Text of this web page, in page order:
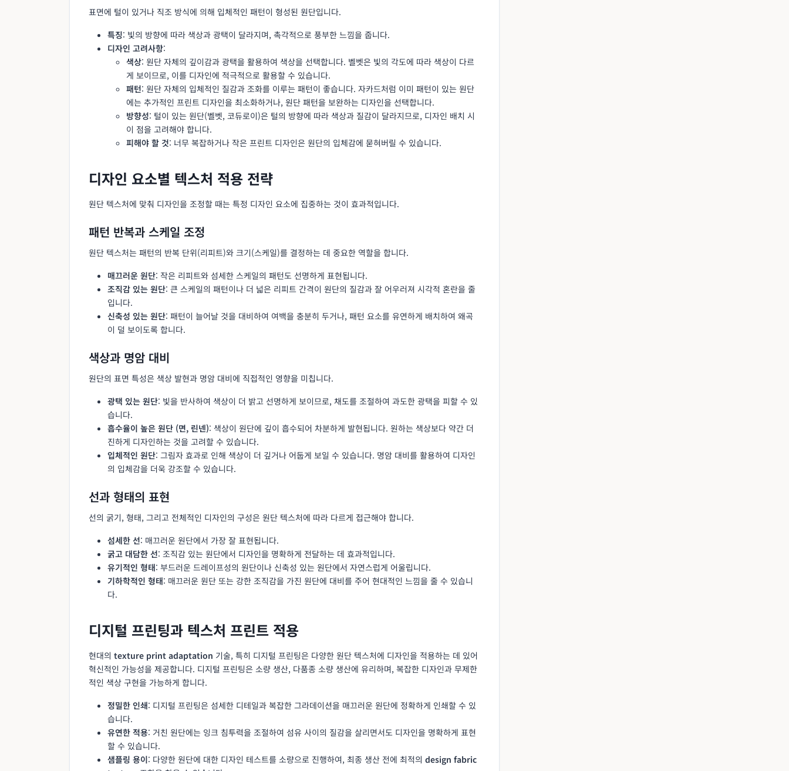
표면에 털이 있거나 직조 방식에 의해 입체적인 패턴이 형성된 원단입니다.
특징: 빛의 방향에 따라 색상과 광택이 달라지며, 촉각적으로 풍부한 느낌을 줍니다.
디자인 고려사항:
색상: 원단 자체의 깊이감과 광택을 활용하여 색상을 선택합니다. 벨벳은 빛의 각도에 따라 색상이 다르
게 보이므로, 이를 디자인에 적극적으로 활용할 수 있습니다.
패턴: 원단 자체의 입체적인 질감과 조화를 이루는 패턴이 좋습니다. 자카드처럼 이미 패턴이 있는 원단
에는 추가적인 프린트 디자인을 최소화하거나, 원단 패턴을 보완하는 디자인을 선택합니다.
방향성: 털이 있는 원단(벨벳, 코듀로이)은 털의 방향에 따라 색상과 질감이 달라지므로, 디자인 배치 시
이 점을 고려해야 합니다.
피해야 할 것: 너무 복잡하거나 작은 프린트 디자인은 원단의 입체감에 묻혀버릴 수 있습니다.
디자인 요소별 텍스처 적용 전략
원단 텍스처에 맞춰 디자인을 조정할 때는 특정 디자인 요소에 집중하는 것이 효과적입니다.
패턴 반복과 스케일 조정
원단 텍스처는 패턴의 반복 단위(리피트)와 크기(스케일)를 결정하는 데 중요한 역할을 합니다.
매끄러운 원단: 작은 리피트와 섬세한 스케일의 패턴도 선명하게 표현됩니다.
조직감 있는 원단: 큰 스케일의 패턴이나 더 넓은 리피트 간격이 원단의 질감과 잘 어우러져 시각적 혼란을 줄
입니다.
신축성 있는 원단: 패턴이 늘어날 것을 대비하여 여백을 충분히 두거나, 패턴 요소를 유연하게 배치하여 왜곡
이 덜 보이도록 합니다.
색상과 명암 대비
원단의 표면 특성은 색상 발현과 명암 대비에 직접적인 영향을 미칩니다.
광택 있는 원단: 빛을 반사하여 색상이 더 밝고 선명하게 보이므로, 채도를 조절하여 과도한 광택을 피할 수 있
습니다.
흡수율이 높은 원단 (면, 린넨): 색상이 원단에 깊이 흡수되어 차분하게 발현됩니다. 원하는 색상보다 약간 더
진하게 디자인하는 것을 고려할 수 있습니다.
입체적인 원단: 그림자 효과로 인해 색상이 더 깊거나 어둡게 보일 수 있습니다. 명암 대비를 활용하여 디자인
의 입체감을 더욱 강조할 수 있습니다.
선과 형태의 표현
선의 굵기, 형태, 그리고 전체적인 디자인의 구성은 원단 텍스처에 따라 다르게 접근해야 합니다.
섬세한 선: 매끄러운 원단에서 가장 잘 표현됩니다.
굵고 대담한 선: 조직감 있는 원단에서 디자인을 명확하게 전달하는 데 효과적입니다.
유기적인 형태: 부드러운 드레이프성의 원단이나 신축성 있는 원단에서 자연스럽게 어울립니다.
기하학적인 형태: 매끄러운 원단 또는 강한 조직감을 가진 원단에 대비를 주어 현대적인 느낌을 줄 수 있습니
다.
디지털 프린팅과 텍스처 프린트 적용
현대의 texture print adaptation 기술, 특히 디지털 프린팅은 다양한 원단 텍스처에 디자인을 적용하는 데 있어
혁신적인 가능성을 제공합니다. 디지털 프린팅은 소량 생산, 다품종 소량 생산에 유리하며, 복잡한 디자인과 무제한
적인 색상 구현을 가능하게 합니다.
정밀한 인쇄: 디지털 프린팅은 섬세한 디테일과 복잡한 그라데이션을 매끄러운 원단에 정확하게 인쇄할 수 있
습니다.
유연한 적용: 거친 원단에는 잉크 침투력을 조절하여 섬유 사이의 질감을 살리면서도 디자인을 명확하게 표현
할 수 있습니다.
샘플링 용이: 다양한 원단에 대한 디자인 테스트를 소량으로 진행하여, 최종 생산 전에 최적의 design fabric